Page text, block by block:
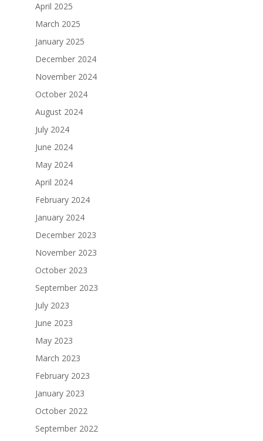
April 2025
March 2025
January 2025
December 2024
November 2024
October 2024
August 2024
July 2024
June 2024
May 2024
April 2024
February 2024
January 2024
December 2023
November 2023
October 2023
September 2023
July 2023
June 2023
May 2023
March 2023
February 2023
January 2023
October 2022
September 2022